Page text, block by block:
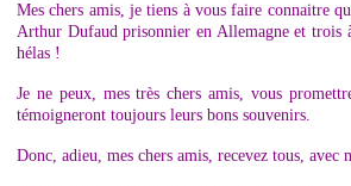
Mes chers amis, je tiens à vous faire connaitre
Arthur Dufaud prisonnier en Allemagne et trois
hélas !
Je ne peux, mes très chers amis, vous
témoigneront toujours leurs bons souvenirs.
Donc, adieu, mes chers amis, recevez tous, avec